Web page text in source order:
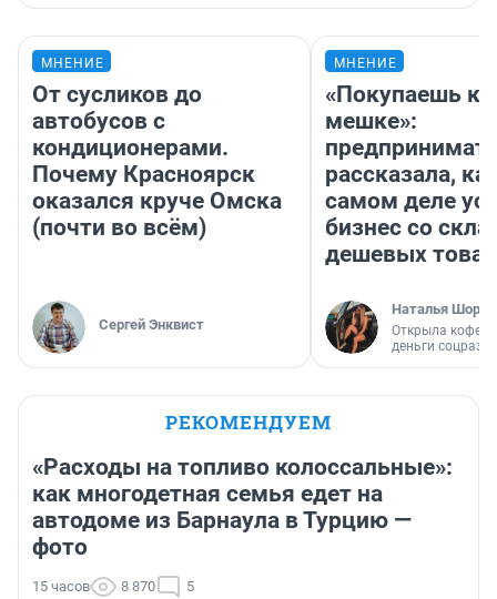
МНЕНИЕ
От сусликов до
автобусов с
кондиционерами.
Почему Красноярск
оказался круче Омска
(почти во всём)
Сергей Энквист
МНЕНИЕ
«Покупаешь
мешке»:
рассказала,
самом деле
бизнес со
дешевых
Наталья
Открыла
деньги
РЕКОМЕНДУЕМ
«Расходы на топливо колоссальные»:
как многодетная семья едет на
автодоме из Барнаула в Турцию —
фото
15 часов 8 870 5